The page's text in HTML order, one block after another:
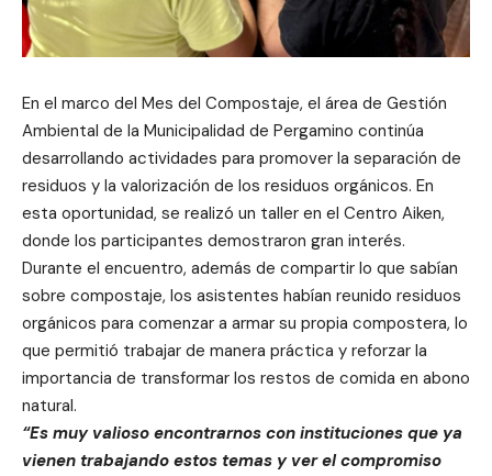
En el marco del Mes del Compostaje, el área de Gestión
Ambiental de la Municipalidad de Pergamino continúa
desarrollando actividades para promover la separación de
residuos y la valorización de los residuos orgánicos. En
esta oportunidad, se realizó un taller en el Centro Aiken,
donde los participantes demostraron gran interés.
Durante el encuentro, además de compartir lo que sabían
sobre compostaje, los asistentes habían reunido residuos
orgánicos para comenzar a armar su propia compostera, lo
que permitió trabajar de manera práctica y reforzar la
importancia de transformar los restos de comida en abono
natural.
“Es muy valioso encontrarnos con instituciones que ya
vienen trabajando estos temas y ver el compromiso